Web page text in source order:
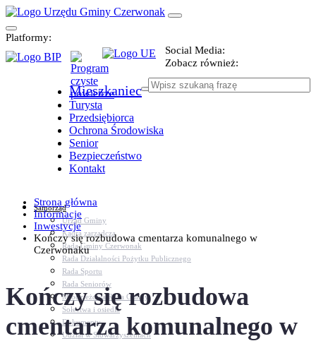
Platformy:
Social Media:
Zobacz również:
Mieszkaniec
Turysta
Przedsiębiorca
Ochrona Środowiska
Senior
Bezpieczeństwo
Kontakt
Samorząd
Urząd Gminy
Kadra zarządcza
Rada Gminy Czerwonak
Rada Działalności Pożytku Publicznego
Rada Sportu
Rada Seniorów
Młodzieżowa Rada Gminy
Sołectwa i osiedla
Dokumenty
Udział w Stowarzyszeniach
Strona główna
Informacje
Inwestycje
Kończy się rozbudowa cmentarza komunalnego w
Czerwonaku
Kończy się rozbudowa
cmentarza komunalnego w